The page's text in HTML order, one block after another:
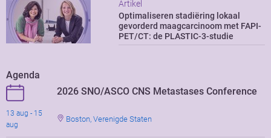
Artikel
Optimaliseren stadiëring lokaal
gevorderd maagcarcinoom met FAPI-
PET/CT: de PLASTIC-3-studie
Agenda
2026 SNO/ASCO CNS Metastases Conference
13 aug - 15
aug
Boston, Verenigde Staten